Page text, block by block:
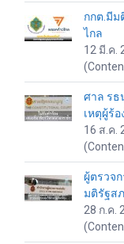
กกต.มีม
ไกล
12 มี.ค.
ศาล รธ
เหตุผู้ร้
16 ส.ค.
ผู้ตรวจ
มติรัฐส
28 ก.ค.